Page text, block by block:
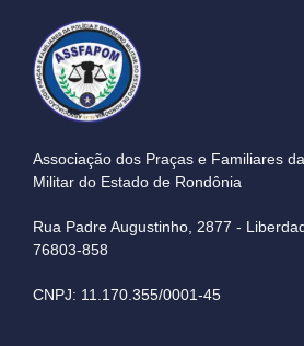
Associação dos Praças e Familiares
Militar do Estado de Rondônia
Rua Padre Augustinho, 2877 -
76803-858
CNPJ: 11.170.355/0001-45